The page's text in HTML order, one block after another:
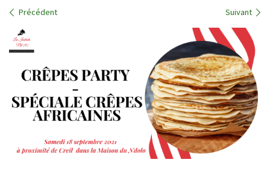
Navigation dans les images
Précédent Suivant